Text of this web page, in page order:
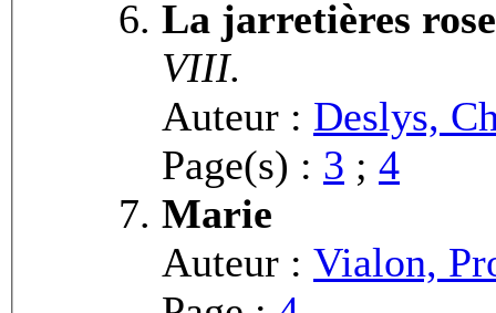
La jarretières rose
VIII.
Auteur : Deslys,
Page(s) : 3 ; 4
Marie
Auteur : Vialon,